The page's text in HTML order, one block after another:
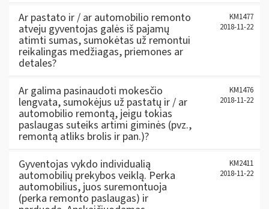
Ar pastato ir / ar automobilio remonto
atveju gyventojas galės iš pajamų
atimti sumas, sumokėtas už remontui
reikalingas medžiagas, priemones ar
detales?
KM1477
2018-11-22
Ar galima pasinaudoti mokesčio
lengvata, sumokėjus už pastatų ir / ar
automobilio remontą, jeigu tokias
paslaugas suteiks artimi giminės (pvz.,
remontą atliks brolis ir pan.)?
KM1476
2018-11-22
Gyventojas vykdo individualią
automobilių prekybos veiklą. Perka
automobilius, juos suremontuoja
(perka remonto paslaugas) ir
KM2411
2018-11-22